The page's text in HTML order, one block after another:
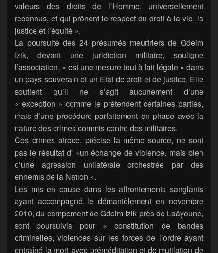
valeurs des droits de l’Homme, universellement
reconnus, et qui prônent le respect du droit à la vie, la
justice et l’équité ».
La poursuite des 24 présumés meurtriers de Gdeim
Izik, devant une juridiction militaire, souligne
l’association, « est une mesure tout à fait légale » dans
un pays souverain et un Etat de droit et de justice. Elle
soutient qu’il ne s’agit aucunement d’une
« exception » comme le prétendent certaines parties,
mais d’une procédure parfaitement en phase avec la
nature des crimes commis contre des militaires.
Ces crimes atroce, précise la même source, ne sont
pas le résultat d' »un échange de violence, mais bien
d’une agression unilatérale orchestrée par des
ennemis de la Nation ».
Les mis en cause dans les affrontements sanglants
ayant accompagné le démantèlement en novembre
2010, du campement de Gdeim Izik près de Laâyoune,
sont poursuivis pour « constitution de bandes
criminelles, violences sur les forces de l’ordre ayant
entraîné la mort avec préméditation et de mutilation de